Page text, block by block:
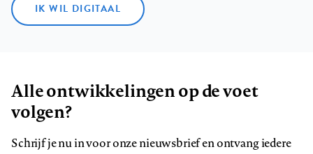
IK WIL DIGITAAL
Alle ontwikkelingen op de voet
volgen?
Schrijf je nu in voor onze nieuwsbrief en ontvang iedere